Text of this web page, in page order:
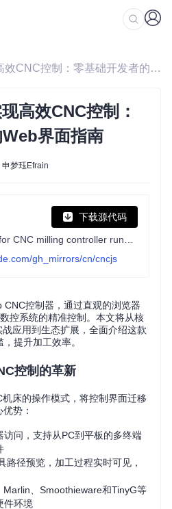
/ 如何用CNCjs实现高效CNC控制：零基础开发者的Web界面指南
高效CNC控制：
界面指南
申梦珏Efrain
下载源代码
gh_mirrors/cn/cncjs
控制器，通过直观的浏览器
控系统的精准控制。本文将从核
应用到生态扩展，全面介绍这款
提升加工效率。
控制的革新
床的操作模式，将控制界面迁移
势：
访问，支持从PC到平板的多终端
路径预览，加工过程实时可见，
Marlin、Smoothieware和TinyG等
件环境